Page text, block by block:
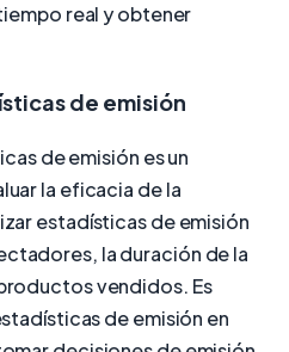
real y obtener
de emisión
de emisión es un
la eficacia de la
estadísticas de emisión
la duración de la
vendidos. Es
de emisión en